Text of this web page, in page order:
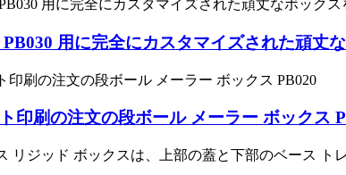
用に完全にカスタマイズされた頑丈
印刷の注文の段ボール メーラー ボックス